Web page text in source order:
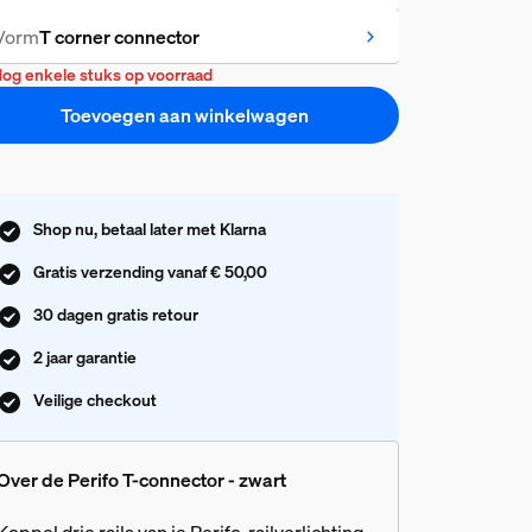
T corner connector
enkele stuks op voorraad
Toevoegen aan winkelwagen
Shop nu, betaal later met Klarna
Gratis verzending vanaf € 50,00
30 dagen gratis retour
2 jaar garantie
Veilige checkout
de Perifo T-connector - zwart